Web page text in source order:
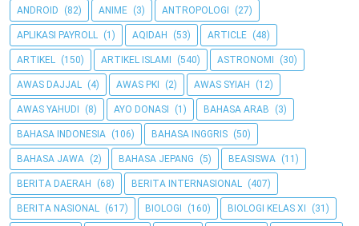
ANDROID (82) ANIME (3) ANTROPOLOGI (27)
APLIKASI PAYROLL (1) AQIDAH (53) ARTICLE (48)
ARTIKEL (150) ARTIKEL ISLAMI (540) ASTRONOMI (30)
AWAS DAJJAL (4) AWAS PKI (2) AWAS SYIAH (12)
AWAS YAHUDI (8) AYO DONASI (1) BAHASA ARAB (3)
BAHASA INDONESIA (106) BAHASA INGGRIS (50)
BAHASA JAWA (2) BAHASA JEPANG (5) BEASISWA (11)
BERITA DAERAH (68) BERITA INTERNASIONAL (407)
BERITA NASIONAL (617) BIOLOGI (160) BIOLOGI KELAS XI (31)